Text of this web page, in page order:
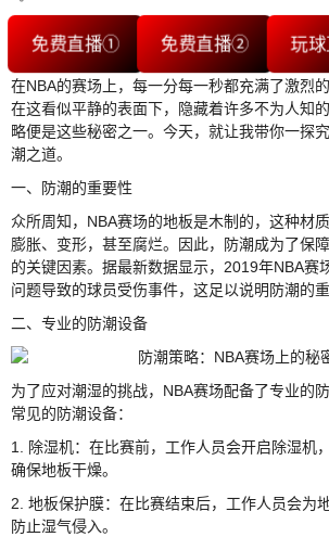
免费直播① 免费直播② 玩
在NBA的赛场上，每一分每一秒都充满了激烈
在这看似平静的表面下，隐藏着许多不为人知
略便是这些秘密之一。今天，就让我带你一探
潮之道。
一、防潮的重要性
众所周知，NBA赛场的地板是木制的，这种材
膨胀、变形，甚至腐烂。因此，防潮成为了保
的关键因素。据最新数据显示，2019年NBA赛
问题导致的球员受伤事件，这足以说明防潮的重
二、专业的防潮设备
为了应对潮湿的挑战，NBA赛场配备了专业的
常见的防潮设备：
1. 除湿机：在比赛前，工作人员会开启除湿机
确保地板干燥。
2. 地板保护膜：在比赛结束后，工作人员会为
防止湿气侵入。